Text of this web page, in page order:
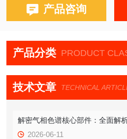
布鲁克PE580,590,680,690
产品咨询
产品分类 PRODUCT
技术文章 TECHNICAL
解密气相色谱核心部件：全面解
2026-06-11